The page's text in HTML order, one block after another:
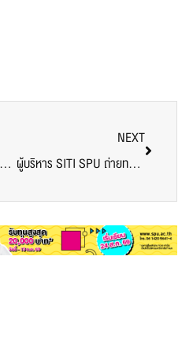
SPU’s British College เปิดรับสมัครนักศึกษาใหม่ DEK64
NEXT
ผู้บริหาร SITI SPU ถ่ายทอดความรู้ “การจัดกระบวนการเรียนรู้โดยใช้กระบวนการโค้ช” สป.อว.